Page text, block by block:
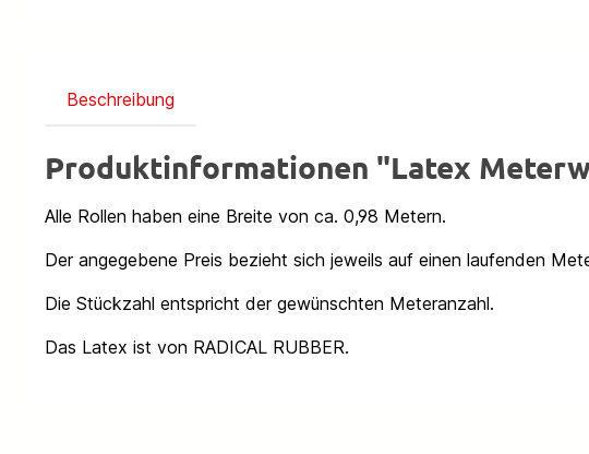
Beschreibung
Produktinformationen "Latex
Alle Rollen haben eine Breite von ca. 0,98 Metern.
Der angegebene Preis bezieht sich jeweils auf einen laufenden
Die Stückzahl entspricht der gewünschten Meteranzahl.
Das Latex ist von RADICAL RUBBER.